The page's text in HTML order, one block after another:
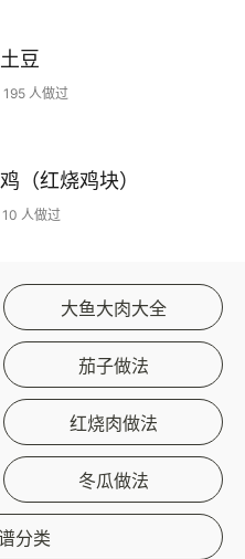
豆
195 人做过
（红烧鸡块）
10 人做过
大鱼大肉大全
茄子做法
红烧肉做法
冬瓜做法
分类